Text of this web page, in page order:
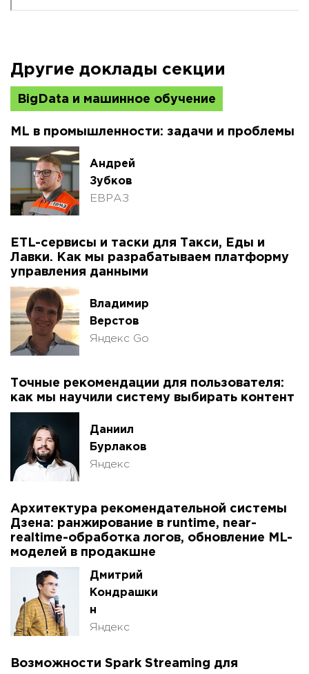
Другие доклады секции
BigData и машинное обучение
ML в промышленности: задачи и проблемы
Андрей
Зубков
ЕВРАЗ
ETL-сервисы и таски для Такси, Еды и
Лавки. Как мы разрабатываем платформу
управления данными
Владимир
Верстов
Яндекс Go
Точные рекомендации для пользователя:
как мы научили систему выбирать контент
Даниил
Бурлаков
Яндекс
Архитектура рекомендательной системы
Дзена: ранжирование в runtime, near-
realtime-обработка логов, обновление ML-
моделей в продакшне
Дмитрий
Кондрашки
н
Яндекс
Возможности Spark Streaming для